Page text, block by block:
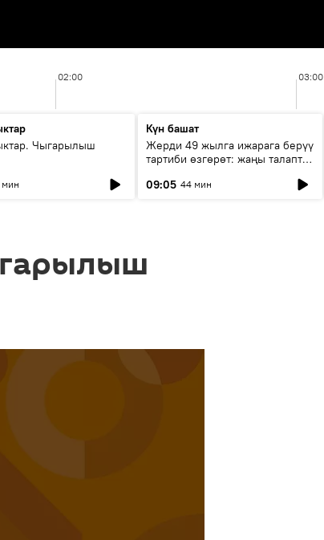
02:00 03:00
Чыгарылыш
мин
Күн башат
Жерди 49 жылга ижарага берүү
тартиби өзгөрөт: жаңы талаптар
09:05 44 мин